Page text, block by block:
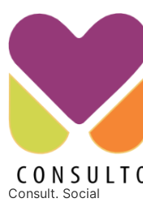
Consult. Social